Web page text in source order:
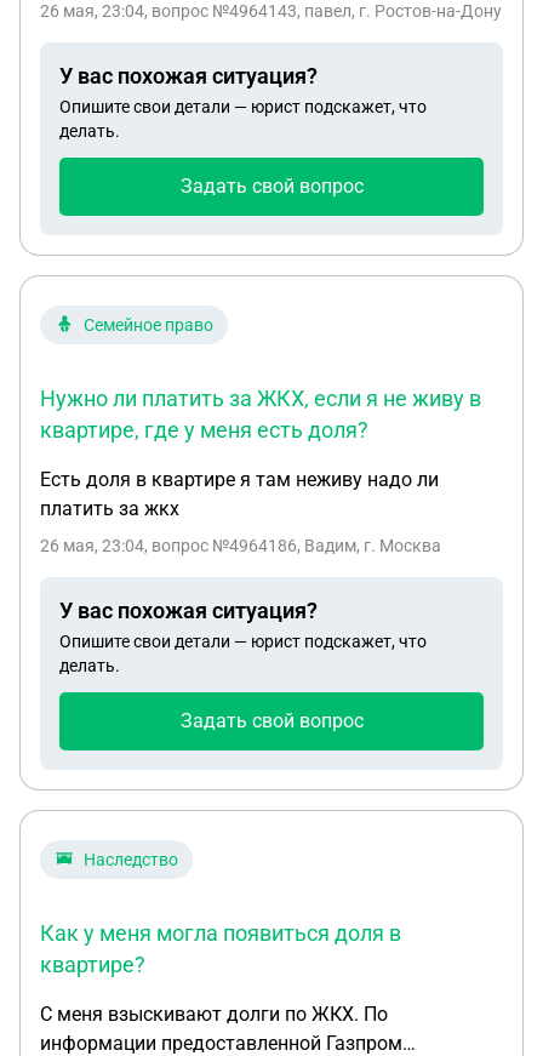
26 мая, 23:04, вопрос №4964143, павел, г. Ростов-на-Дону
У вас похожая ситуация?
Опишите свои детали — юрист подскажет, что
делать.
Задать свой вопрос
Семейное право
Нужно ли платить за ЖКХ, если я не живу в
квартире, где у меня есть доля?
Есть доля в квартире я там неживу надо ли
платить за жкх
26 мая, 23:04, вопрос №4964186, Вадим, г. Москва
У вас похожая ситуация?
Опишите свои детали — юрист подскажет, что
делать.
Задать свой вопрос
Наследство
Как у меня могла появиться доля в
квартире?
С меня взыскивают долги по ЖКХ. По
информации предоставленной Газпром